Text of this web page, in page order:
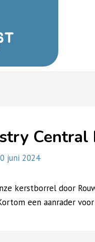
Central
juni 2024
kerstborrel door
een aanrader